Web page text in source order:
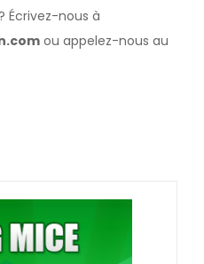
Écrivez-nous à
ou appelez-nous au